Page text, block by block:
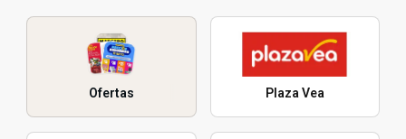
Ofertas Plaza Vea